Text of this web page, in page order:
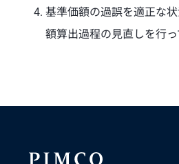
基準価額の過誤を適正な
額算出過程の見直しを行っ